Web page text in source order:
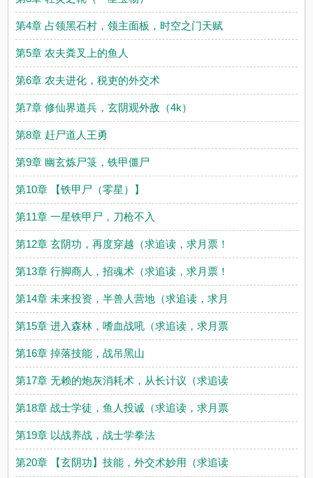
第4章 占领黑石村，领主面板，时空之门天赋
第5章 农夫粪叉上的鱼人
第6章 农夫进化，税吏的外交术
第7章 修仙界道兵，玄阴观外敌（4k）
第8章 赶尸道人王勇
第9章 幽玄炼尸箓，铁甲僵尸
第10章 【铁甲尸（零星）】
第11章 一星铁甲尸，刀枪不入
第12章 玄阴功，再度穿越（求追读，求月票！
第13章 行脚商人，招魂术（求追读，求月票！
第14章 未来投资，半兽人营地（求追读，求月
第15章 进入森林，嗜血战吼（求追读，求月票
第16章 掉落技能，战吊黑山
第17章 无赖的炮灰消耗术，从长计议（求追读
第18章 战士学徒，鱼人投诚（求追读，求月票
第19章 以战养战，战士学拳法
第20章 【玄阴功】技能，外交术妙用（求追读